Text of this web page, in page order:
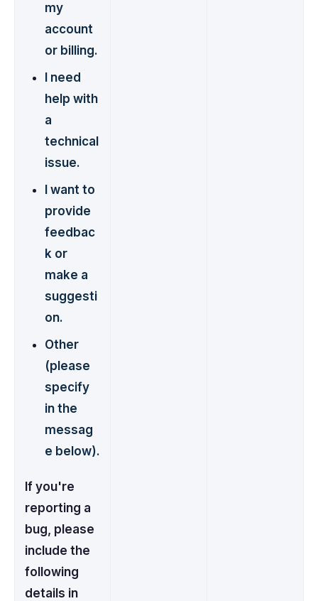
my
account
or billing.
I need
help with
a
technical
issue.
I want to
provide
feedbac
k or
make a
suggesti
on.
Other
(please
specify
in the
messag
e below).
If you're
reporting a
bug, please
include the
following
details in